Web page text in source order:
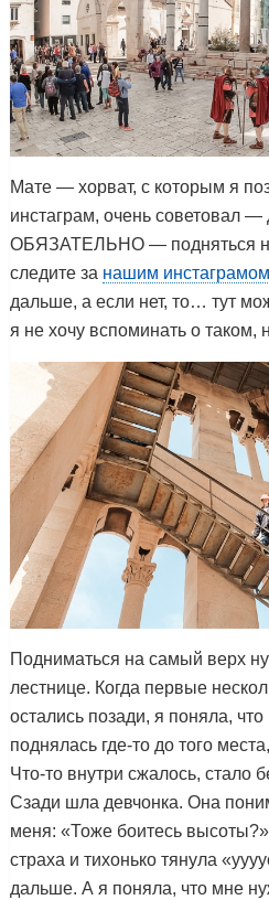
Мате — хорват, с которым я
инстаграм, очень советовал
ОБЯЗАТЕЛЬНО — подняться
следите за нашим инстаграмом
дальше, а если нет, то… тут
я не хочу вспоминать о таком,
Подниматься на самый верх
лестнице. Когда первые
остались позади, я поняла,
поднялась где-то до того
Что-то внутри сжалось, стало
Сзади шла девчонка. Она
меня: «Тоже боитесь
страха и тихонько тянула
дальше. А я поняла, что мне